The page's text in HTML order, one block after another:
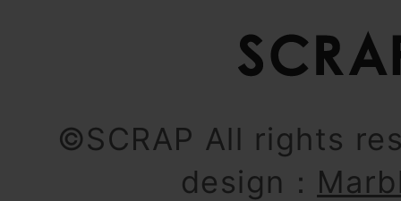
©SCRAP All rights
design：